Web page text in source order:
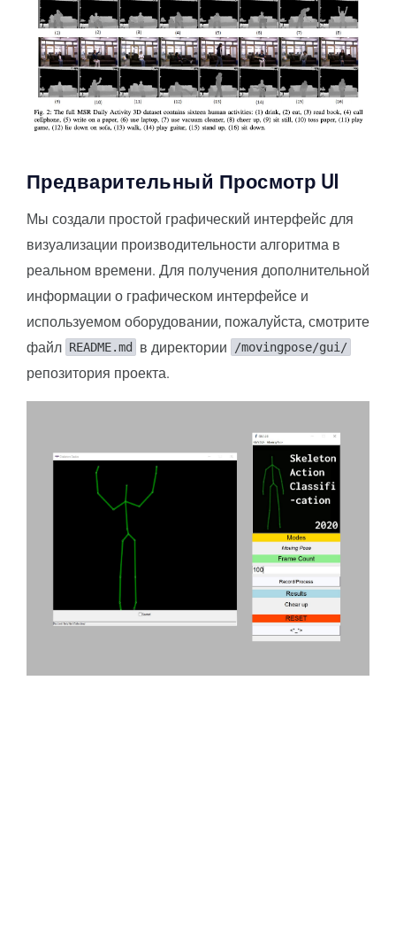
Предварительный Просмотр UI
Мы создали простой графический интерфейс для
визуализации производительности алгоритма в
реальном времени. Для получения дополнительной
информации о графическом интерфейсе и
используемом оборудовании, пожалуйста, смотрите
файл README.md в директории /movingpose/gui/
репозитория проекта.